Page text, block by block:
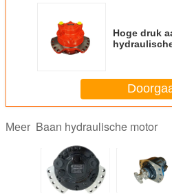
Hoge druk
Meer Baan hydraulische motor